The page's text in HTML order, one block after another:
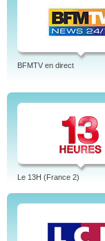
BFMTV en direct
Le 13H (France 2)